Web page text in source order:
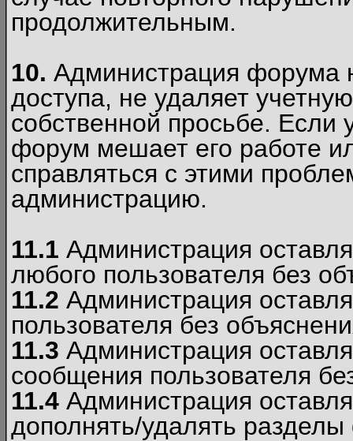
продолжительным.
10. Администрация форума
доступа, не удаляет
собственной просьбе. Если
форум мешает его работе
справляться с этими
администрацию.
11.1 Администрация
любого пользователя без
11.2 Администрация
пользователя без
11.3 Администрация
сообщения пользователя
11.4 Администрация
дополнять/удалять